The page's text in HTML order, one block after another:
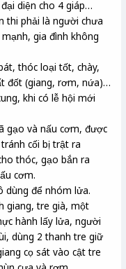
diện cho 4 giáp…
thi phải là người chưa
gia đình không
thóc loại tốt, chày,
đốt (giang, rơm, nứa)…
khi có lễ hội mới
gạo và nấu cơm, được
cối bị trật ra
thóc, gạo bắn ra
cơm.
dùng để nhóm lửa.
giang, tre già, một
hành lấy lửa, người
dùng 2 thanh tre giữ
cọ sát vào cật tre